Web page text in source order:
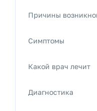
Причины
Симптомы
Какой врач лечит
Диагностика